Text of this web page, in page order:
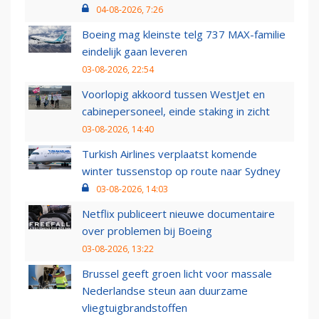
04-08-2026, 7:26
Boeing mag kleinste telg 737 MAX-familie
eindelijk gaan leveren
03-08-2026, 22:54
Voorlopig akkoord tussen WestJet en
cabinepersoneel, einde staking in zicht
03-08-2026, 14:40
Turkish Airlines verplaatst komende
winter tussenstop op route naar Sydney
03-08-2026, 14:03
Netflix publiceert nieuwe documentaire
over problemen bij Boeing
03-08-2026, 13:22
Brussel geeft groen licht voor massale
Nederlandse steun aan duurzame
vliegtuigbrandstoffen